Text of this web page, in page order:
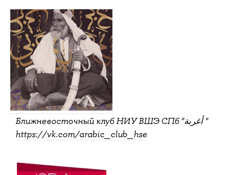
Ближневосточный клуб НИУ ВШЭ СПб "أغربة "
https://vk.com/arabic_club_hse